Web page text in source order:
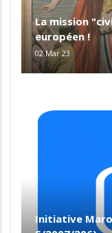
La mission
européen !
02 Mar 23
Initiative